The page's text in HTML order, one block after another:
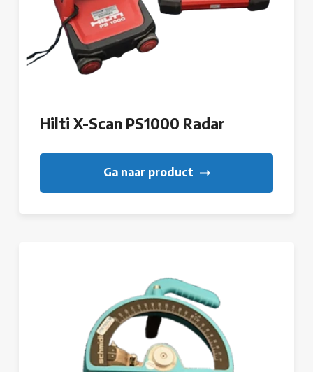
Hilti X-Scan PS1000 Radar
Ga naar product